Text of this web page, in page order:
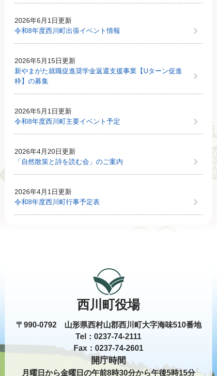
2026年6月1日更新
令和8年度西川町出張イベント情報
2026年5月15日更新
新やまがた就職促進奨学金返還支援事業【Uターン促進
枠】の募集
2026年5月1日更新
令和8年度西川町主要イベント予定
2026年4月20日更新
「自然散策と詩を読む会」のご案内
2026年4月1日更新
令和8年度西川町行事予定表
西川町役場
〒990-0792 山形県西村山郡西川町大字海味510番地
Tel：0237-74-2111
Fax：0237-74-2601
開庁時間
月曜日から金曜日の午前8時30分から午後5時15分